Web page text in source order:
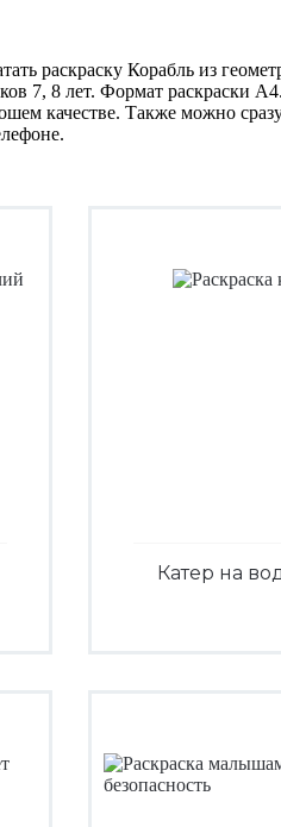
раскраску Корабль из
7, 8 лет. Формат раскраски
качестве. Также можно
Катер на